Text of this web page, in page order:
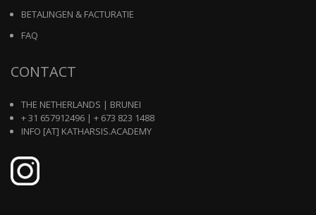
BETALINGEN & FACTURATIE
FAQ
CONTACT
THE NETHERLANDS | BRUNEI
+ 31 657912496 | + 673 823 1488
INFO [AT] KATHARSIS.ACADEMY